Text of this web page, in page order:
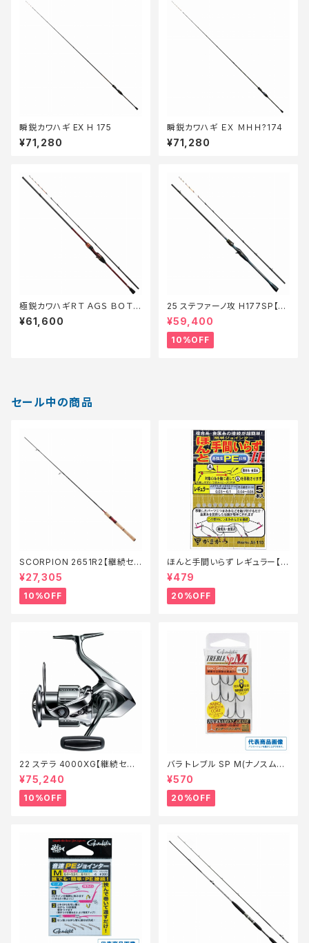
瞬鋭カワハギ EX H 175
¥71,280
瞬鋭カワハギ ＥＸ ＭＨＨ?174
¥71,280
極鋭カワハギＲＴ ＡＧＳ ＢＯＴＴ
ＯＭ?2
¥61,600
25 ステファーノ攻 H177SP【継
続セール_ロッド】【10】
¥59,400
10%OFF
セール中の商品
SCORPION 2651R2【継続セ
ール_ロッド】【10】
¥27,305
10%OFF
ほんと手間いらず レギュラー【特
価仕掛】【20】
¥479
20%OFF
22 ステラ 4000XG【継続セー
ル_リール】【10】
¥75,240
10%OFF
バラ トレブル SP M(ナノスムー
スコート)【特価仕掛】【20】
¥570
20%OFF